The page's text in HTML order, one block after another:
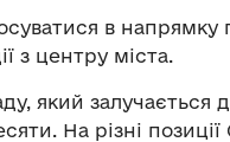
в напрямку
з центру міста.
який залучається
На різні